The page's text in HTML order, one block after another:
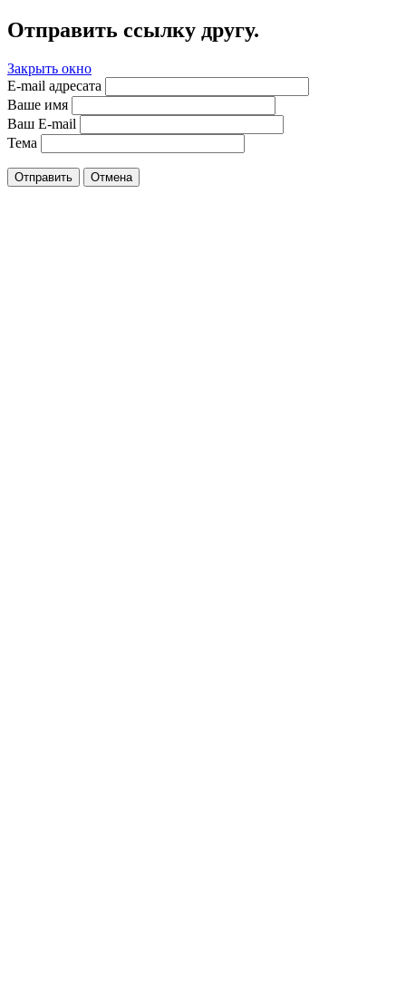
Отправить ссылку другу.
Закрыть окно
E-mail адресата
Ваше имя
Ваш E-mail
Тема
Отправить Отмена